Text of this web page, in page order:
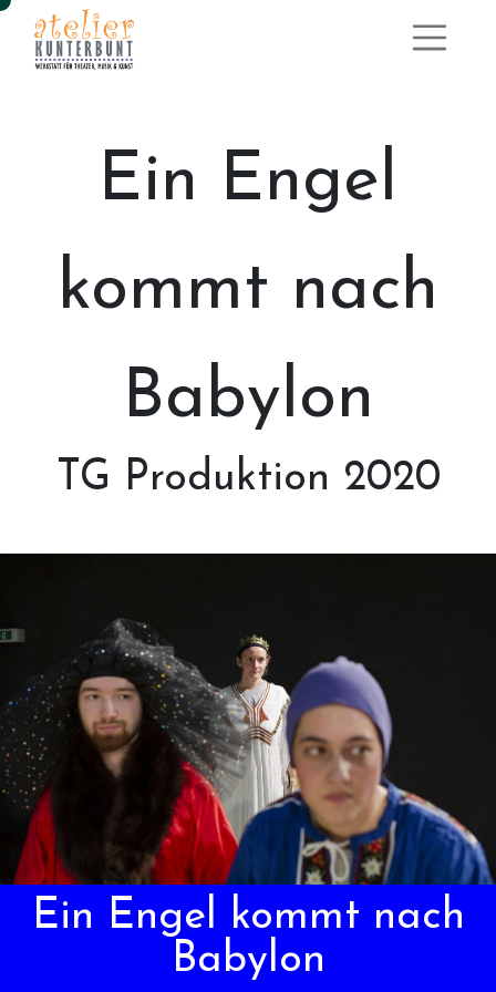
Ein Engel
kommt nach
Babylon
​TG Produktion 2020
Ein Engel kommt nach
Babylon